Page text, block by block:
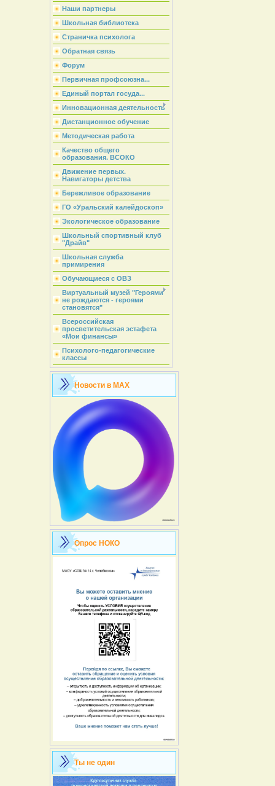
Наши партнеры
Школьная библиотека
Страничка психолога
Обратная связь
Форум
Первичная профсоюзна...
Единый портал госуда...
Инновационная деятельность
Дистанционное обучение
Методическая работа
Качество общего
образования. ВСОКО
Движение первых.
Навигаторы детства
Бережливое образование
ГО «Уральский калейдоскоп»
Экологическое образование
Школьный спортивный клуб
"Драйв"
Школьная служба
примирения
Обучающиеся с ОВЗ
Виртуальный музей "Героями
не рождаются - героями
становятся"
Всероссийская
просветительская эстафета
«Мои финансы»
Психолого-педагогические
классы
Новости в MAX
Опрос НОКО
Ты не один